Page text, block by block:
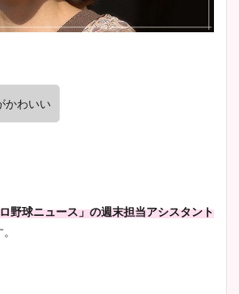
かわいい
野球ニュース」の週末担当アシスタント